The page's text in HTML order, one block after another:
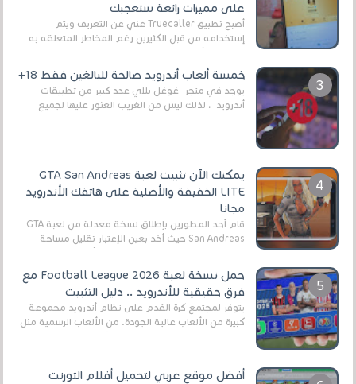
على مميزات رائعة ستعجبك
أصبح تطبيق Truecaller غني عن التعريف ويتم
إستخدامه من قبل الكثيرين رغم المخاطر المتعلقه به
خمسة ألعاب أندرويد صالحة للبالغين فقط 18+
يوجد في متجر غوغل بلاي عدد كبير من تطبيقات
أندرويد ، لذلك ليس من الغريب العثور عليها لجميع
يمكنك الآن تثبيت لعبة GTA San Andreas
LITE الخفيفة والأصلية على هاتفك الأندرويد
مجانا
قام أحد المطورين بإطلاق نسخة معدلة من لعبة GTA
San Andreas حيث أخد بعين الإعتبار تقليل مساحة
حمل نسخة لعبة Football League 2026 مع
فرق حقيقية للأندرويد .. دليل التثبيت
يتوفر لمجتمع كرة القدم على نظام أندرويد مجموعة
كبيرة من الألعاب عالية الجودة. من الألعاب الرسمية مثل
أفضل موقع عربي لتحميل أفلام التورنت